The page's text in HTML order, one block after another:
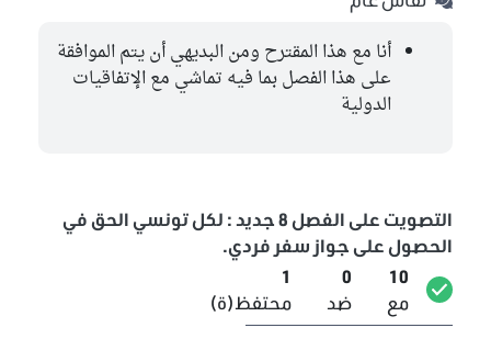
أنا مع هذا المقترح ومن البديهي أن يتم الموافقة
على هذا الفصل بما فيه تماشي مع الإتفاقيات
الدولية
التصويت على الفصل 8 جديد : لكل تونسي الحق في
الحصول على جواز سفر فردي.
10
مع
0
ضد
1
محتفظ(ة)